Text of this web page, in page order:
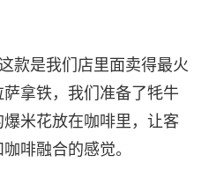
款是我们店里面卖得最火
拿铁，我们准备了牦牛
米花放在咖啡里，让客
啡融合的感觉。